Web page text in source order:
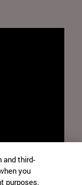
and third-
you
purposes.